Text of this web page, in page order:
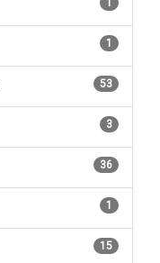
1
53
3
36
1
15